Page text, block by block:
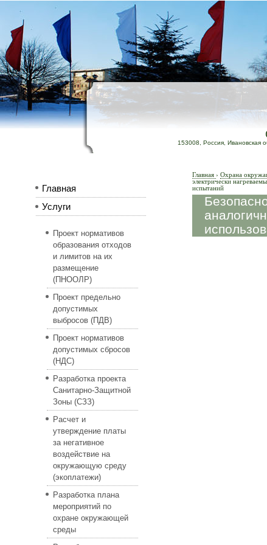
153008, Россия, Ивановская
Главная
Услуги
Проект нормативов
образования отходов
и лимитов на их
размещение
(ПНООЛР)
Проект предельно
допустимых
выбросов (ПДВ)
Проект нормативов
допустимых сбросов
(НДС)
Разработка проекта
Санитарно-Защитной
Зоны (СЗЗ)
Расчет и
утверждение платы
за негативное
воздействие на
окружающую среду
(экоплатежи)
Разработка плана
мероприятий по
охране окружающей
среды
Главная › Охрана
электрически
испытаний